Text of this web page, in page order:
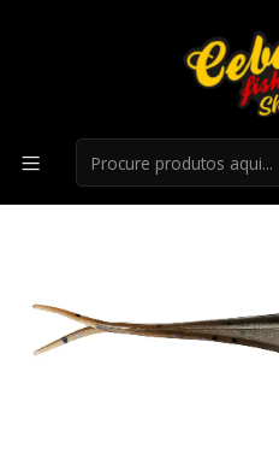
Flukes